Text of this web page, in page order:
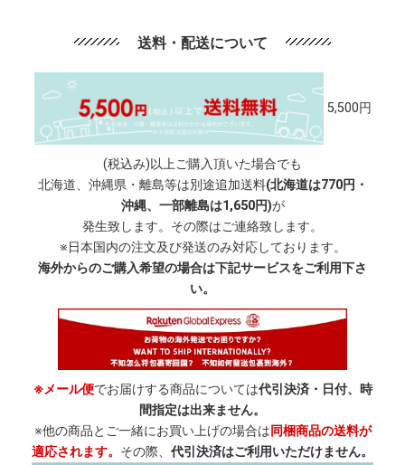
送料・配送について
5,500円
(税込み)以上ご購入頂いた場合でも
北海道、沖縄県・離島等は別途追加送料(北海道は770円・
沖縄、一部離島は1,650円)が
発生致します。その際はご連絡致します。
※日本国内の注文及び発送のみ対応しております。
海外からのご購入希望の場合は下記サービスをご利用下さ
い。
※メール便でお届けする商品については代引決済・日付、時
間指定は出来ません。
※他の商品とご一緒にお買い上げの場合は同梱商品の送料が
適応されます。 その際、 代引決済はご利用いただけません。